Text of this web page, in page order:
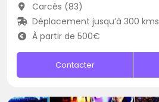
Carcès (83)
Déplacement jusqu’à 300 kms
À partir de 500€
Contacter